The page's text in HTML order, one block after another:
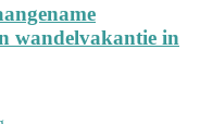
wandelvakantie in